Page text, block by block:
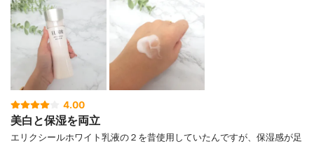
4.00
美白と保湿を両立
エリクシールホワイト乳液の２を昔使用していたんですが、保湿感が足